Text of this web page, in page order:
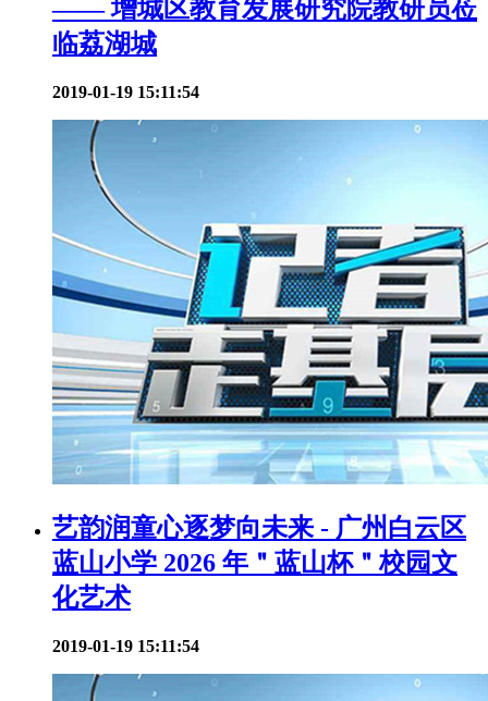
—— 增城区教育发展研究院教研员莅
临荔湖城
2019-01-19 15:11:54
艺韵润童心逐梦向未来 - 广州白云区
蓝山小学 2026 年＂蓝山杯＂校园文
化艺术
2019-01-19 15:11:54